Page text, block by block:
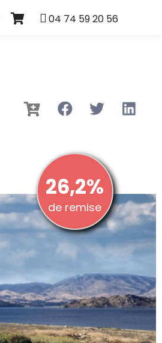
04 74 59 20 56
26,2%
de remise